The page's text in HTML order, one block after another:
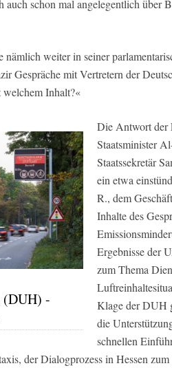
auch schon mal angelegentlich über
weiter in seiner
Gespräche mit Vertretern der
Inhalt?«
(DUH) -
Die Antwort der
Staatsminister
Staatssekretär
ein etwa
R., dem
Inhalte des
Ergebnisse der
zum Thema
Klage der DUH
die
schnellen
der Dialogprozess in Hessen zum